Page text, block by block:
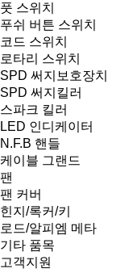
풋 스위치
푸쉬 버튼 스위치
코드 스위치
로타리 스위치
SPD 써지보호장치
SPD 써지킬러
스파크 킬러
LED 인디케이터
N.F.B 핸들
케이블 그랜드
팬
팬 커버
힌지/록커/키
로드/알피엠 메타
기타 품목
고객지원